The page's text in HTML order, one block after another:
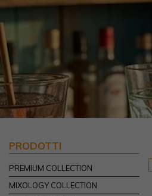
PRODOTTI
PREMIUM COLLECTION
MIXOLOGY COLLECTION